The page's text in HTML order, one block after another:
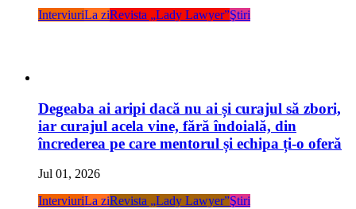
InterviuriLa ziRevista „Lady Lawyer”Ştiri
Degeaba ai aripi dacă nu ai și curajul să zbori,
iar curajul acela vine, fără îndoială, din
încrederea pe care mentorul și echipa ți-o oferă
Jul 01, 2026
InterviuriLa ziRevista „Lady Lawyer”Ştiri